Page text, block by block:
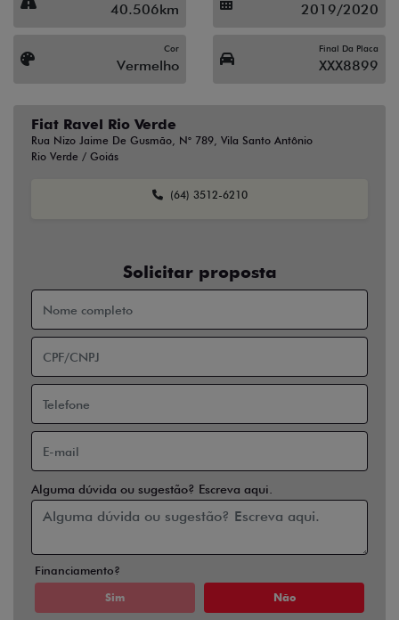
40.506km 2019/2020
Cor
Vermelho
Final Da Placa
XXX8899
Fiat Ravel Rio Verde
Rua Nizo Jaime De Gusmão, N° 789, Vila Santo Antônio
Rio Verde / Goiás
(64) 3512-6210
Solicitar proposta
Alguma dúvida ou sugestão? Escreva aqui.
Financiamento?
Sim Não